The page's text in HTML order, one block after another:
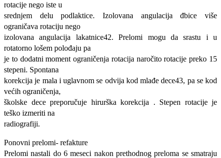
rotacije nego iste u
srednjem delu podlaktice. Izolovana angulacija đbice više
ograničava rotaciju nego
izolovana angulacija lakatnice42. Prelomi mogu da srastu i u
rotatorno lošem polođaju pa
je to dodatni moment ograničenja rotacija naročito rotacije preko 15
stepeni. Spontana
korekcija je mala i uglavnom se odvija kod mlađe dece43, pa se kod
većih ograničenja,
školske dece preporučuje hirurška korekcija . Stepen rotacije je
teško izmeriti na
radiografiji.
Ponovni prelomi- refakture
Prelomi nastali do 6 meseci nakon prethodnog preloma se smatraju